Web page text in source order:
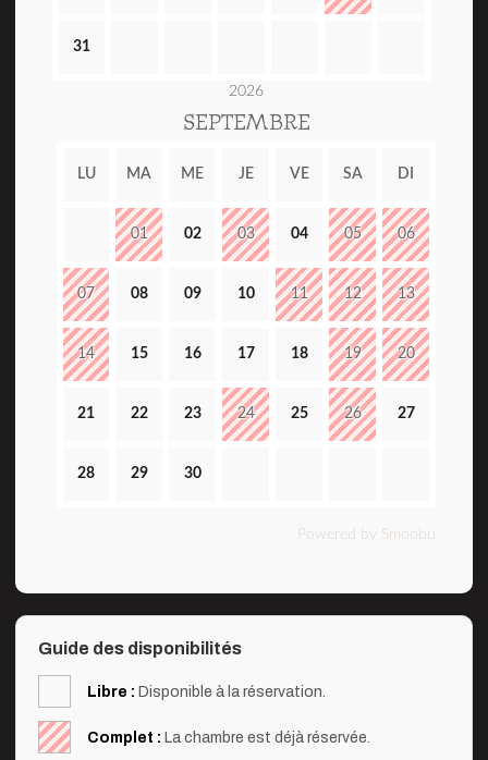
31
2026
SEPTEMBRE
LU MA ME JE VE SA DI
01 02 03 04 05 06
07 08 09 10 11 12 13
14 15 16 17 18 19 20
21 22 23 24 25 26 27
28 29 30
Powered by Smoobu
Guide des disponibilités
Libre : Disponible à la réservation.
Complet : La chambre est déjà réservée.